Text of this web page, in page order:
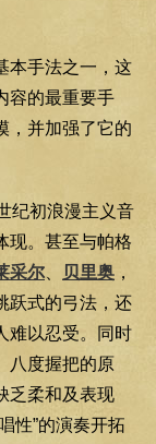
本手法之一，这
容的最重要手
，并加强了它的
纪初浪漫主义音
现。甚至与帕格
采尔 贝里奥 ，
跃式的弓法，还
难以忍受。同时
八度握把的原
乏柔和及表现
性”的演奏开拓